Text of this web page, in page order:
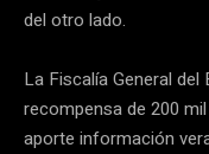
del otro lado.
La Fiscalía General
recompensa de 200
aporte información